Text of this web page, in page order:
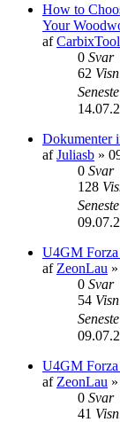
How to
Your
af
0 Svar
62
Dokumenter
afJuliasb »
0 Svar
128
U4GM
af ZeonLau
0 Svar
54
U4GM Forza
af ZeonLau
0 Svar
41